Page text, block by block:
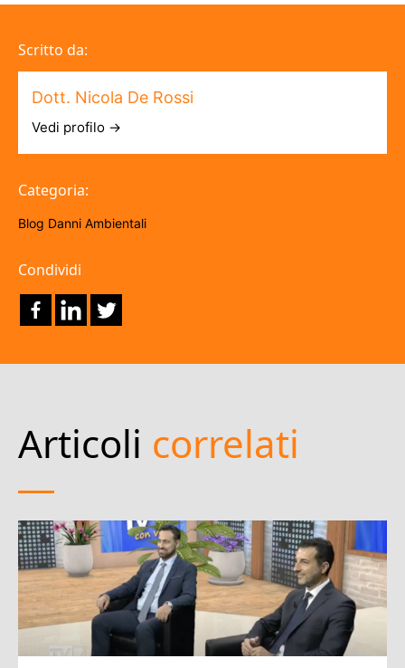
Scritto da:
Dott. Nicola De Rossi
Vedi profilo →
Categoria:
Blog Danni Ambientali
Condividi
Articoli correlati